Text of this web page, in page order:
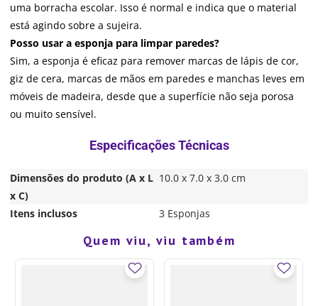
uma borracha escolar. Isso é normal e indica que o material
está agindo sobre a sujeira.
Posso usar a esponja para limpar paredes?
Sim, a esponja é eficaz para remover marcas de lápis de cor,
giz de cera, marcas de mãos em paredes e manchas leves em
móveis de madeira, desde que a superfície não seja porosa
ou muito sensível.
Dimensões do produto (A x L
x C)
10.0 x 7.0 x 3.0 cm
Itens inclusos 3 Esponjas
sem juros
COMPRAR
Quem viu, viu também